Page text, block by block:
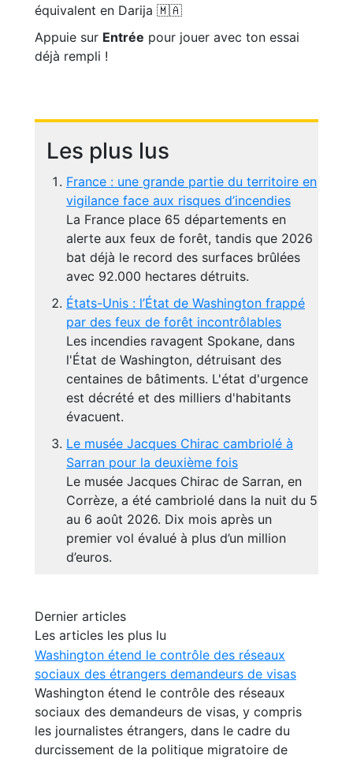
équivalent en Darija 🇲🇦
Appuie sur Entrée pour jouer avec ton essai
déjà rempli !
Les plus lus
France : une grande partie du territoire en
vigilance face aux risques d’incendies
La France place 65 départements en
alerte aux feux de forêt, tandis que 2026
bat déjà le record des surfaces brûlées
avec 92.000 hectares détruits.
États-Unis : l’État de Washington frappé
par des feux de forêt incontrôlables
Les incendies ravagent Spokane, dans
l'État de Washington, détruisant des
centaines de bâtiments. L'état d'urgence
est décrété et des milliers d'habitants
évacuent.
Le musée Jacques Chirac cambriolé à
Sarran pour la deuxième fois
Le musée Jacques Chirac de Sarran, en
Corrèze, a été cambriolé dans la nuit du 5
au 6 août 2026. Dix mois après un
premier vol évalué à plus d’un million
d’euros.
Dernier articles
Les articles les plus lu
Washington étend le contrôle des réseaux
sociaux des étrangers demandeurs de visas
Washington étend le contrôle des réseaux
sociaux des demandeurs de visas, y compris
les journalistes étrangers, dans le cadre du
durcissement de la politique migratoire de